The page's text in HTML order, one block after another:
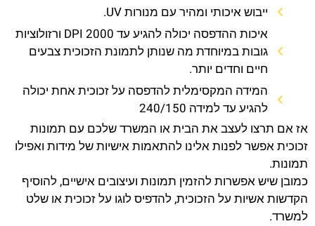
ייבוש איכותי ומהיר עם מנורות UV.
איכות ההדפסה יכולה להגיע עד 2000 DPI ורזולוציות
גובות במיוחדת מה שנותן לתמונת הזכוכית צבעים
חיים וחדים יותר.
המידה המקסימלית להדפסה על זכוכית אחת יכולה
להגיע עד למידה 240/150
אז אם תרצו לעצב את הבית או המשרד שלכם עם תמונות
זכוכית אפשר לפנות אלינו להתאמות אישיות של מידות ואפילו
תמונות.
כמובן שיש אפשרות להזמין תמונות ועיצובים אישיים, להוסיף
הקדשות אשיות על הזכוכית, להדפיס לוגו על זכוכית או שלט
למשרד.